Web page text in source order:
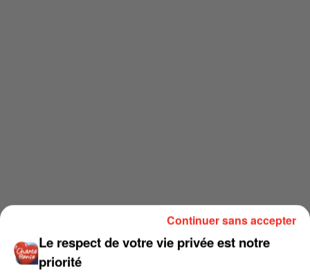
Le respect de votre vie privée est notre
priorité
Continuer sans accepter